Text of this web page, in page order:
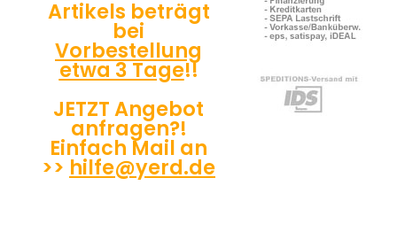
Artikels beträgt
bei
Vorbestellung
etwa 3 Tage!!
JETZT Angebot
anfragen?!
Einfach Mail an
>> hilfe@yerd.de